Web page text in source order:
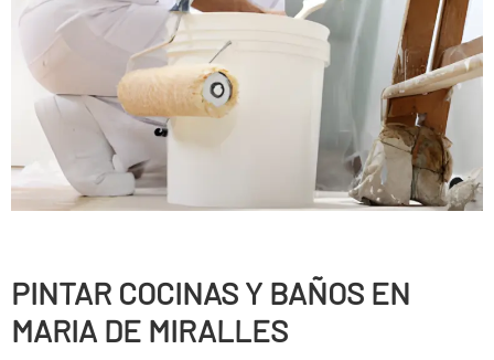
PINTAR COCINAS Y BAÑOS EN
MARIA DE MIRALLES